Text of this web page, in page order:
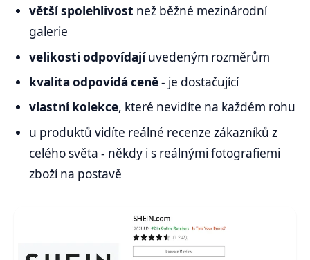
větší spolehlivost než běžné mezinárodní
galerie
velikosti odpovídajíuvedeným rozměrům
kvalita odpovídá ceně- je dostačující
vlastní kolekce, které nevidíte na každém rohu
u produktů vidíte reálné recenze zákazníků z
celého světa - někdy i s reálnými fotografiemi
zboží na postavě